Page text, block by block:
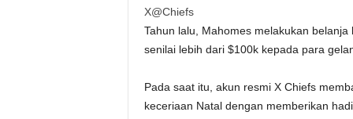
c
o
m
X@Chiefs
Tahun lalu, Mahomes melakukan
senilai lebih dari $100k kepada para
Pada saat itu, akun resmi X Chiefs
keceriaan Natal dengan memberikan